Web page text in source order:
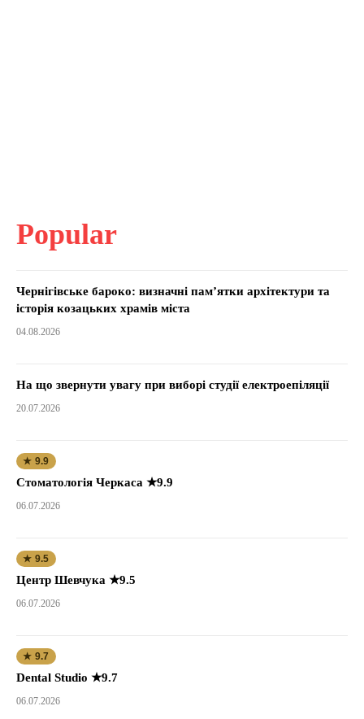
Popular
Чернігівське бароко: визначні пам’ятки архітектури та
історія козацьких храмів міста
04.08.2026
На що звернути увагу при виборі студії електроепіляції
20.07.2026
★ 9.9
Стоматологія Черкаса ★9.9
06.07.2026
★ 9.5
Центр Шевчука ★9.5
06.07.2026
★ 9.7
Dental Studio ★9.7
06.07.2026